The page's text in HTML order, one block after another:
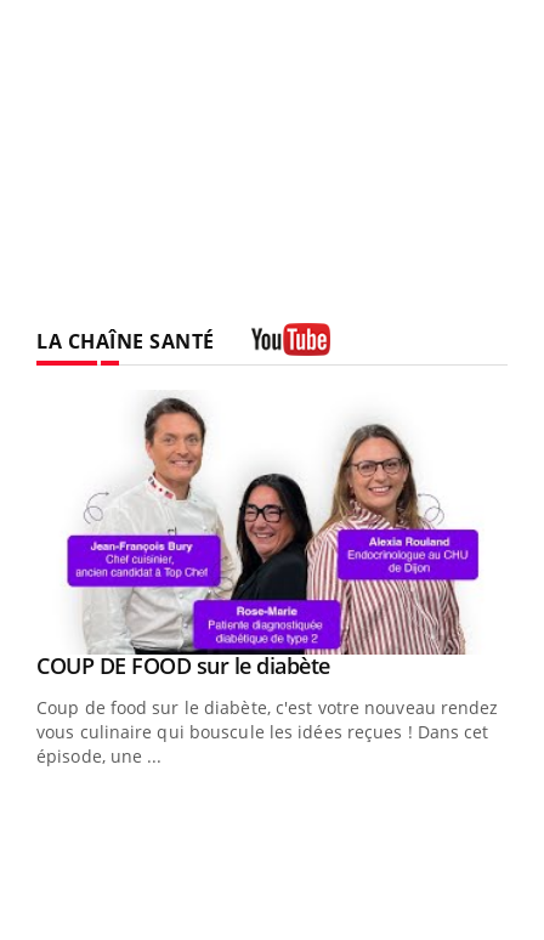
LA CHAÎNE SANTÉ
Youtube
COUP DE FOOD sur le diabèteYoutube
Coup de food sur le diabète, c'est votre nouveau rendez-
vous culinaire qui bouscule les idées reçues ! Dans cet
épisode, une ...